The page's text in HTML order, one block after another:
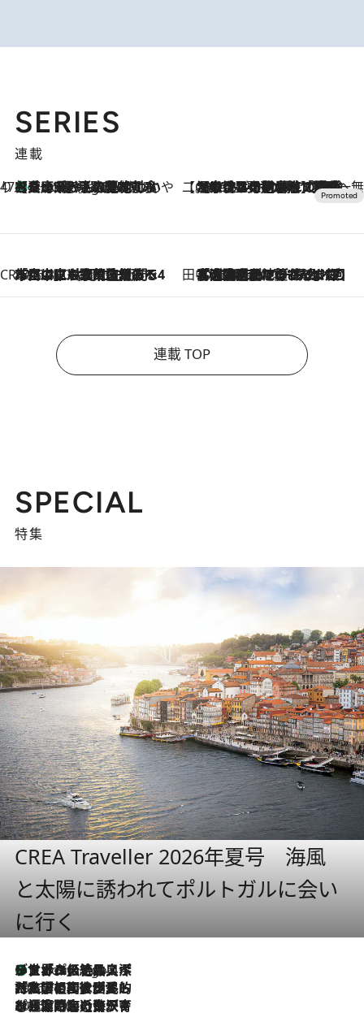
SERIES
連載
47都道府県の手みやげ ひんやりスイーツで夏を満喫
9 Hours Ago
【兵庫県】この夏絶対食べたい 冷やしておいしいおやつ3選 淡路島の恵みをジェラートに集約 【CREA×星野リゾート】唯一無二。癒しと発見が待つ場所へ
2026.8.7
【トンボの足水浴】ヒノキの香りに包まれて涼感マックス！約13℃の湧水かけ流しを避暑地「星野温泉 トンボの湯」で体験
CREA'S CHOICE
2026.8.7
「立川にも歌舞伎があるんだよ」 片岡仁左衛門・市川中車ら豪華座組みで4年目の立川立飛歌舞伎へ 田中稲の勝手に再ブーム
2026.8.7
「湘南乃風に憧れて」観客大盛上がりの“タオル回し”に、ラッパー顔負けの高速歌唱まで…さだまさし（74）のアグレッシブすぎる現在地
連載 TOP
SPECIAL
特集
CREA Traveller 2026年夏号 海風
と太陽に誘われてポルトガルに会い
に行く
9 Hours Ago
リスボンの絶品スイーツ「パステル・デ・ナタ」とは？ポルトガル伝統の奥深い世界へ
2026.7.27
「私の祖国はポルトガル語です」国民的詩人フェルナンド・ペソアと、彼が愛した文学の街を歩く
2026.7.26
ポルトガル近海が育む極上の海の幸。キリリと冷えた白ワインと愉しむ、シーフード専門店の贅沢